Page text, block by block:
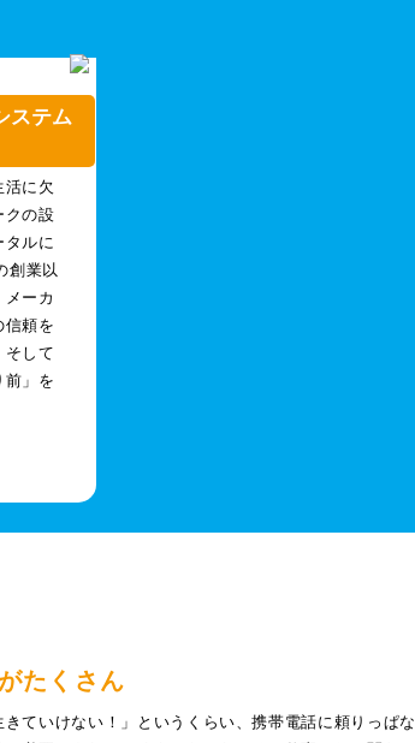
ステム
活に欠
クの設
タルに
創業以
ーカ
信頼を
そして
前」を
たくさん
ていけない！」というくらい、携帯電話に頼りっぱな